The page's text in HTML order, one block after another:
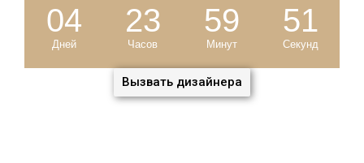
04
Дней
23
Часов
59
Минут
49
Секунд
Вызвать дизайнера